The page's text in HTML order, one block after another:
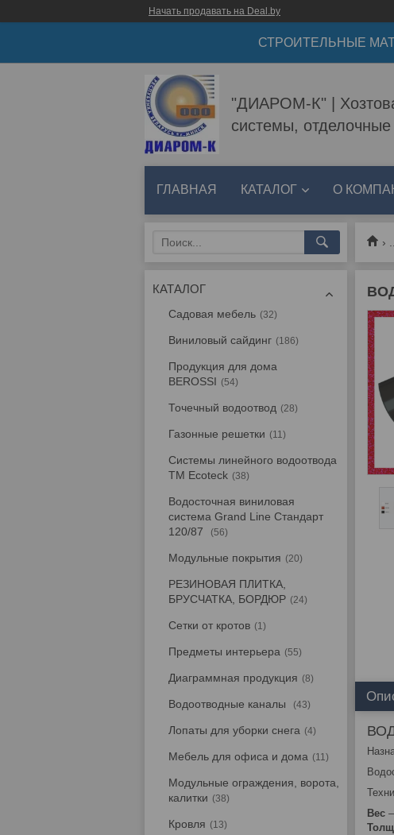
Начать продавать на Deal.by
СТРОИТЕЛЬНЫЕ
"ДИАРОМ-К" |
системы,
ГЛАВНАЯ КАТАЛОГ О
Вес
КАТАЛОГ
Садовая мебель 32
Виниловый сайдинг 186
Продукция для дома
BEROSSI
54
Точечный водоотвод 28
Газонные решетки 11
Системы линейного водоотвода
TM Ecoteck
38
Водосточная виниловая
система Grand Line Стандарт
120/87
56
Модульные покрытия 20
РЕЗИНОВАЯ ПЛИТКА,
БРУСЧАТКА, БОРДЮР
24
Сетки от кротов 1
Предметы интерьера 55
Диаграммная продукция 8
Водоотводные каналы 43
Лопаты для уборки снега 4
Мебель для офиса и дома 11
Модульные ограждения, ворота,
калитки
38
Кровля 13